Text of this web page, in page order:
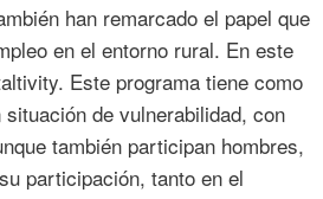
han remarcado el papel que
en el entorno rural. En este
Este programa tiene como
de vulnerabilidad, con
también participan hombres,
participación, tanto en el